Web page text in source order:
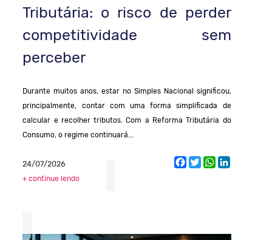
Tributária: o risco de perder
competitividade sem
perceber
Durante muitos anos, estar no Simples Nacional significou,
principalmente, contar com uma forma simplificada de
calcular e recolher tributos. Com a Reforma Tributária do
Consumo, o regime continuará...
24/07/2026
+ continue lendo
Facebook
TwitterWhatsApp
LinkedIn